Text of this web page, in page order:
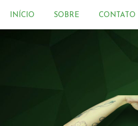
INÍCIO SOBRE CONTATO